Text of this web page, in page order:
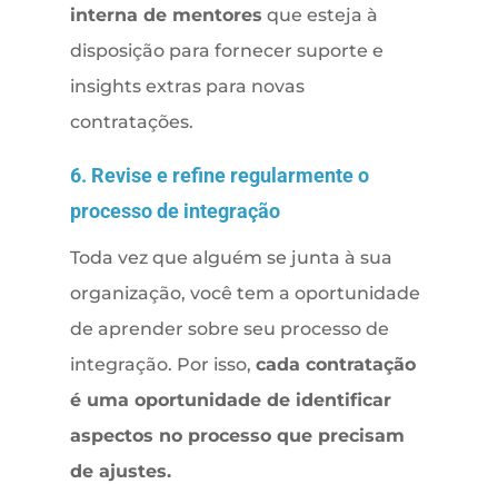
interna de mentores que esteja à
disposição para fornecer suporte e
insights extras para novas
contratações.
6. Revise e refine regularmente o
processo de integração
Toda vez que alguém se junta à sua
organização, você tem a oportunidade
de aprender sobre seu processo de
integração. Por isso, cada contratação
é uma oportunidade de identificar
aspectos no processo que precisam
de ajustes.